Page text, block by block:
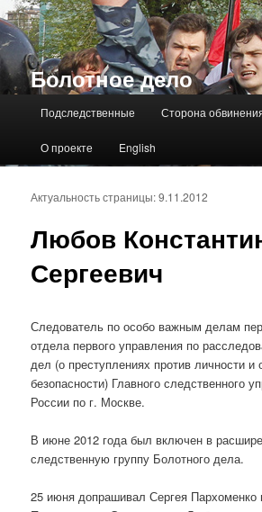
Болотное дело
Подследственные Сторона
О проекте English
Любов
Сергеевич
Актуальность страницы: 9.11.2012
Следователь по особо важным делам
отдела первого управления по
дел (о преступлениях против личности и
безопасности) Главного следственного
России по г. Москве.
В июне 2012 года был включен в
следственную группу Болотного дела.
25 июня допрашивал Сергея